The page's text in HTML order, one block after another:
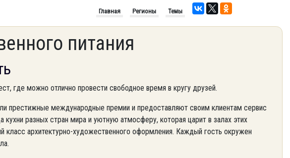
Главная Регионы Темы
питания
где можно отлично провести свободное время в кругу друзей.
престижные международные премии и предоставляют своим клиентам сервис
разных стран мира и уютную атмосферу, которая царит в залах этих
класс архитектурно-художественного оформления. Каждый гость окружен